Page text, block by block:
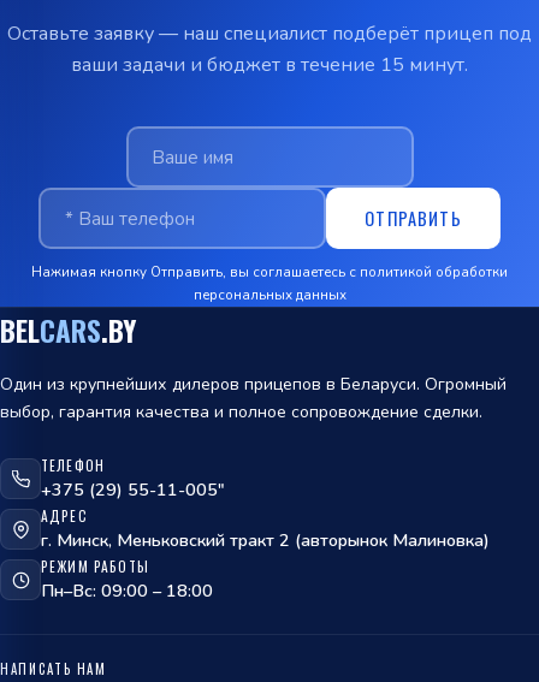
обработки персональных данных
Оставьте заявку — наш специалист подберёт прицеп под
ваши задачи и бюджет в течение 15 минут.
ОТПРАВИТЬ
Нажимая кнопку Отправить, вы соглашаетесь с политикой обработки
персональных данных
BELCARS.BY
Один из крупнейших дилеров прицепов в Беларуси. Огромный
выбор, гарантия качества и полное сопровождение сделки.
ТЕЛЕФОН
+375 (29) 55-11-005"
АДРЕС
г. Минск, Меньковский тракт 2 (авторынок Малиновка)
РЕЖИМ РАБОТЫ
Пн–Вс: 09:00 – 18:00
НАПИСАТЬ НАМ